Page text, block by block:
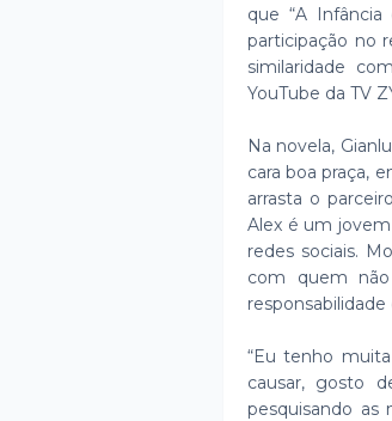
que “A
participação no
similaridade
YouTube da TV
Na novela,
cara boa praça,
arrasta o
Alex é um
redes sociais.
com quem
“Eu tenho
causar, gosto
pesquisando as